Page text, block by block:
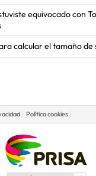
equivocado con
calcular el tamaño de
Política cookies